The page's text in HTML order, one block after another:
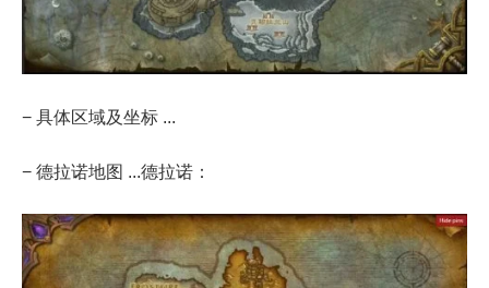
− 具体区域及坐标 ...
− 德拉诺地图 ...德拉诺：